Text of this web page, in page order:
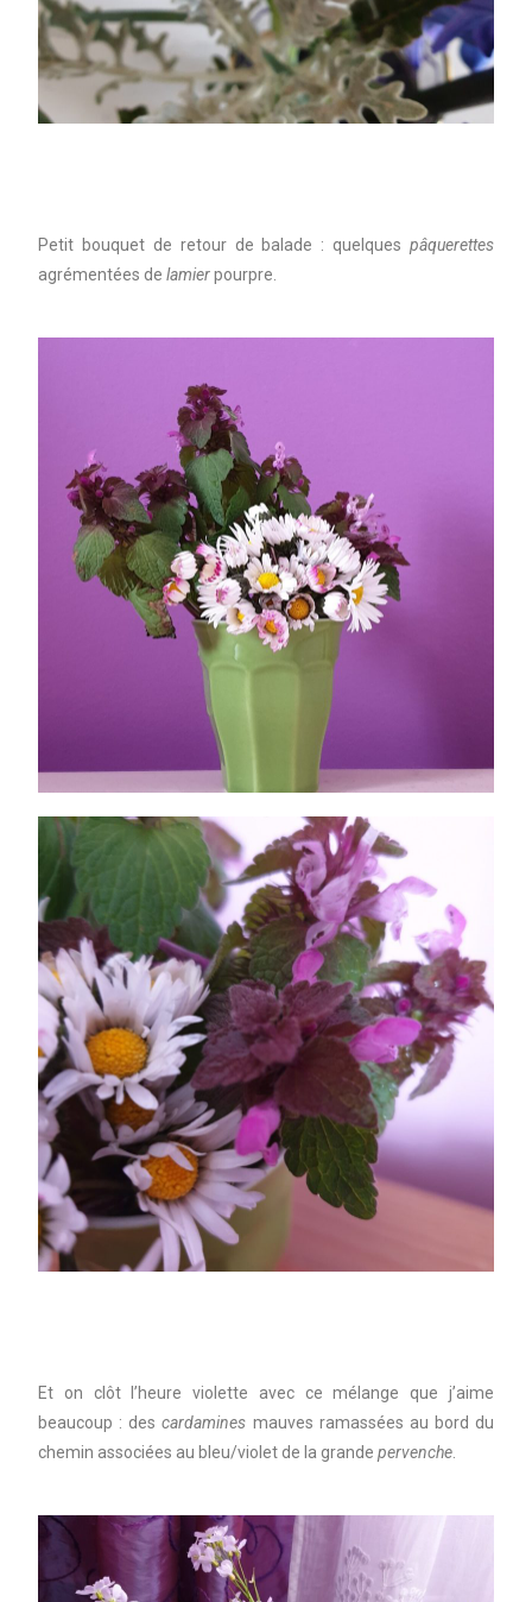
Petit bouquet de retour de balade : quelques pâquerettes
agrémentées delamierpourpre.
Et on clôt l’heure violette avec ce mélange que j’aime
beaucoup : descardamines mauves ramassées au bord du
chemin associées au bleu/violet de la grande pervenche.